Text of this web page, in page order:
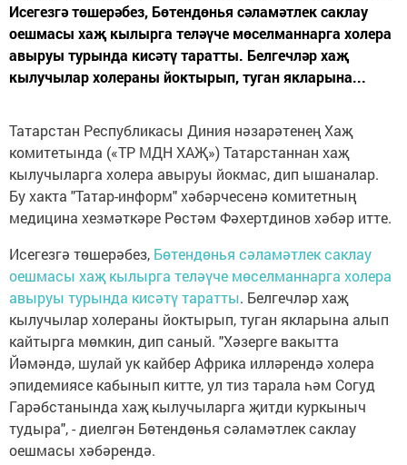
Исегезгә төшерәбез, Бөтендөнья сәламәтлек саклау
оешмасы хаҗ кылырга теләүче мөселманнарга холера
авыруы турында кисәтү таратты. Белгечләр хаҗ
кылучылар холераны йоктырып, туган якларына...
Татарстан Республикасы Диния нәзарәтенең Хаҗ
комитетында («ТР МДН ХАҖ») Татарстаннан хаҗ
кылучыларга холера авыруы йокмас, дип ышаналар.
Бу хакта "Татар-информ" хәбәрчесенә комитетның
медицина хезмәткәре Рөстәм Фәхертдинов хәбәр итте.
Исегезгә төшерәбез, Бөтендөнья сәламәтлек саклау
оешмасы хаҗ кылырга теләүче мөселманнарга холера
авыруы турында кисәтү таратты. Белгечләр хаҗ
кылучылар холераны йоктырып, туган якларына алып
кайтырга мөмкин, дип саный. "Хәзерге вакытта
Йәмәндә, шулай ук кайбер Африка илләрендә холера
эпидемиясе кабынып китте, ул тиз тарала һәм Согуд
Гарәбстанында хаҗ кылучыларга җитди куркыныч
тудыра", - диелгән Бөтендөнья сәламәтлек саклау
оешмасы хәбәрендә.